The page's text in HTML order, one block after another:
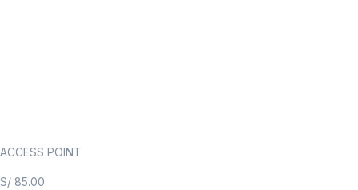
ACCESS POINT
S/ 85.00